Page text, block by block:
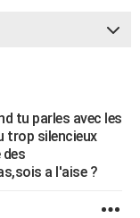
tu parles avec les
trop silencieux
des
a l'aise ?